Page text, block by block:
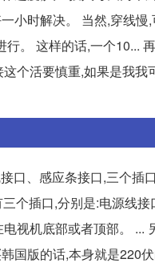
小时解决。 当然,穿线
。 这样的话,一个10...
个活要慎重,如果是我
口、感应条接口,三个
个插口,分别是:电源线
视机底部或者顶部。 ...
版的话,本身就是220